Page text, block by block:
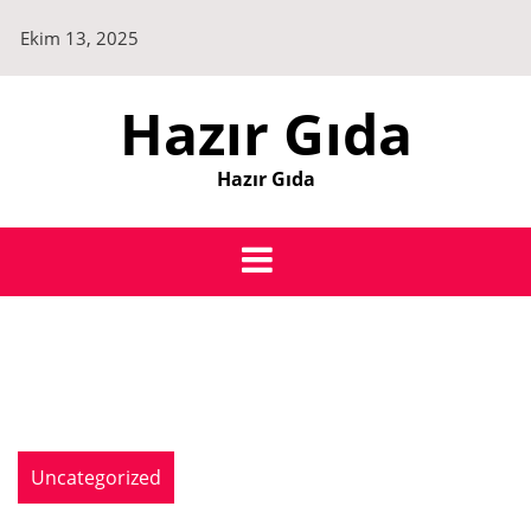
content
Ekim 13, 2025
Hazır Gıda
Hazır Gıda
Uncategorized